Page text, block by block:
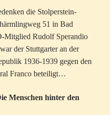
die Stolperstein-
51 in Bad
Mitglied Rudolf Sperandio
der Stuttgarter an der
1936-1939 gegen den
Franco beteiligt…
Menschen hinter den